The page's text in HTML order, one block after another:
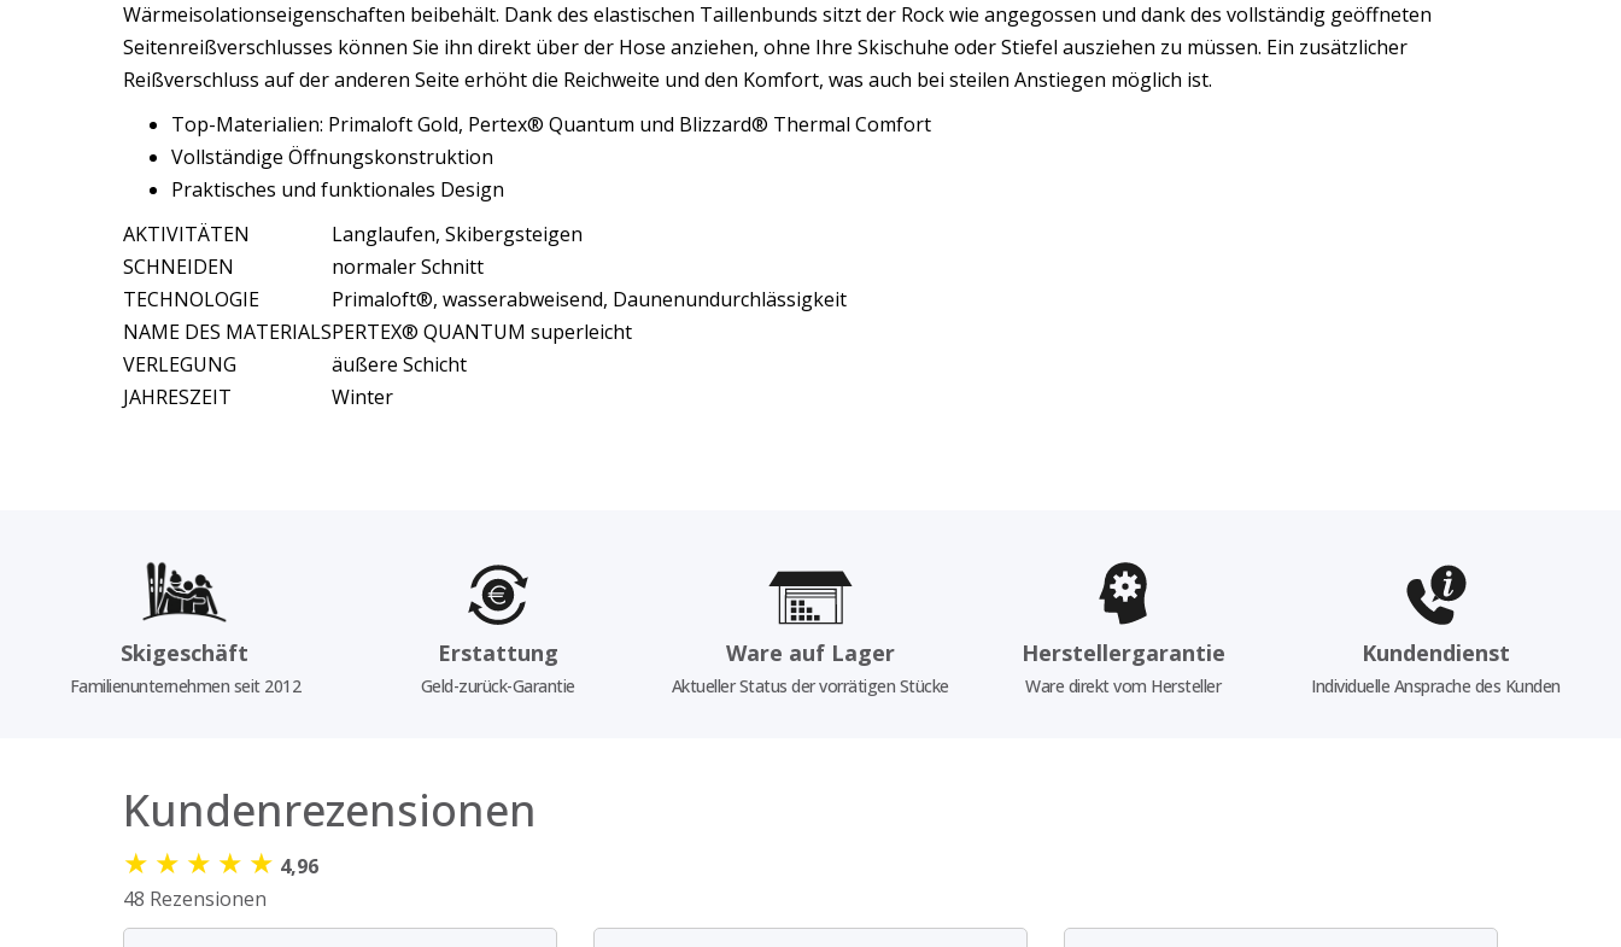
Wärmeisolationseigenschaften beibehält. Dank des elastischen Taillenbunds sitzt der Rock wie angegossen und dank des vollständig geöffneten
Seitenreißverschlusses können Sie ihn direkt über der Hose anziehen, ohne Ihre Skischuhe oder Stiefel ausziehen zu müssen. Ein zusätzlicher
Reißverschluss auf der anderen Seite erhöht die Reichweite und den Komfort, was auch bei steilen Anstiegen möglich ist.
Top-Materialien: Primaloft Gold, Pertex® Quantum und Blizzard® Thermal Comfort
Vollständige Öffnungskonstruktion
Praktisches und funktionales Design
AKTIVITÄTEN
Langlaufen, Skibergsteigen
SCHNEIDEN
normaler Schnitt
TECHNOLOGIE
Primaloft®, wasserabweisend, Daunenundurchlässigkeit
NAME DES MATERIALSPERTEX® QUANTUM superleicht
VERLEGUNG
äußere Schicht
JAHRESZEIT
Winter
Skigeschäft
Familienunternehmen seit 2012
Erstattung
Geld-zurück-Garantie
Ware auf Lager
Aktueller Status der vorrätigen Stücke
Herstellergarantie
Ware direkt vom Hersteller
Kundendienst
Individuelle Ansprache des Kunden
Kundenrezensionen
★ ★ ★ ★ ★ 4,96
48 Rezensionen